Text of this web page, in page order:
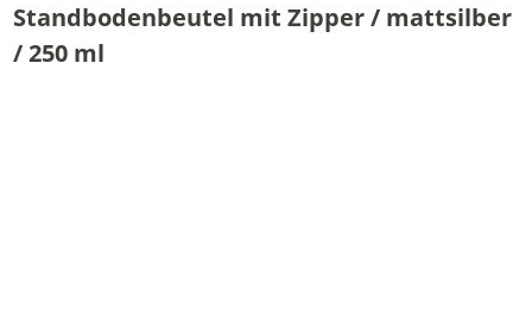
Standbodenbeutel mit Zipper / mattsilber
/ 250 ml